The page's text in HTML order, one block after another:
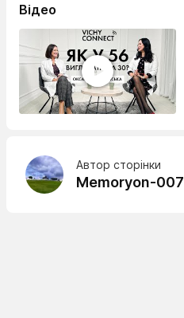
Відео
Автор сторінки
Memoryon-007